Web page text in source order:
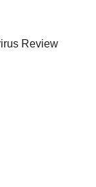
Review